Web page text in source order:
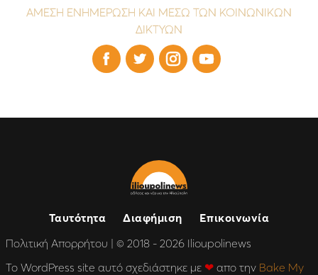
ΑΜΕΣΗ ΕΝΗΜΕΡΩΣΗ ΚΑΙ ΜΕΣΩ ΤΩΝ ΚΟΙΝΩΝΙΚΩΝ
ΔΙΚΤΥΩΝ
   
Ταυτότητα Διαφήμιση
Επικοινωνία
Πολιτική Απορρήτου | © 2018 - 2026 Ilioupolinews
Το WordPress site αυτό σχεδιάστηκε με ❤ απο την Bake My